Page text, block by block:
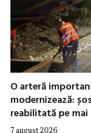
O arteră
modernizează:
reabilitată pe
7 august 2026